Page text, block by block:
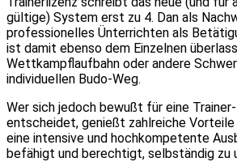
gültige) System erst zu 4. Dan als
professionelles Ünterrichten als
ist damit ebenso dem Einzelnen
Wettkampflaufbahn oder andere
individuellen Budo-Weg.
Wer sich jedoch bewußt für eine
entscheidet, genießt zahlreiche
eine intensive und hochkompetente
befähigt und berechtigt, selbständig zu